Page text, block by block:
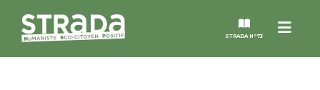
Menu
STRADA N°73